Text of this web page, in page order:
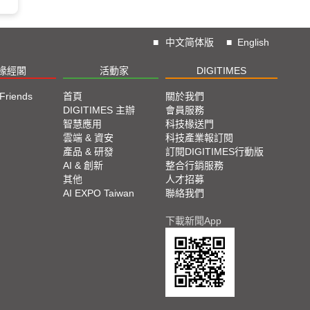
■ 中文简体版 ■ English
經閣 活動家 DIGITIMES
首頁
DIGITIMES 主辦
智慧應用
雲端 & 資安
產品 & 研發
AI & 創新
其他
AI EXPO Taiwan
關於我們
會員服務
科技椽送門
科技產業報訂閱
訂閱DIGITIMES行動版
整合行銷服務
人才招募
聯絡我們
下載新聞App